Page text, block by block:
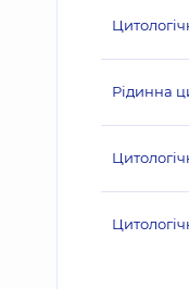
Рідинна